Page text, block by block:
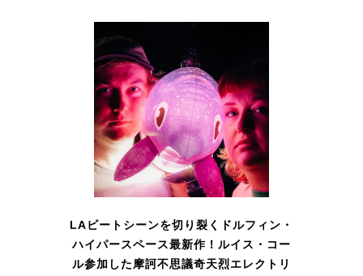
LAビートシーンを切り裂くドルフィン・
ハイパースペース最新作！ルイス・コー
ル参加した摩訶不思議奇天烈エレクトリ